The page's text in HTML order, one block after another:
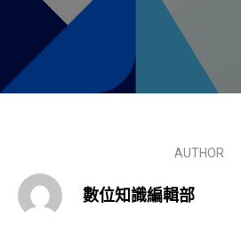
AUTHOR
數位知識編輯部